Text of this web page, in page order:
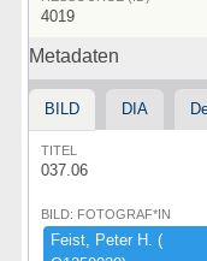
4019
Metadaten
BILD DIA
TITEL
037.06
BILD: FOTOGRAF*IN
Feist,​ ​Peter ​H.​ ​(​